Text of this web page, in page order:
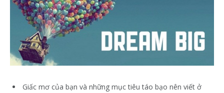
Giấc mơ của bạn và những mục tiêu táo bạo nên viết ở